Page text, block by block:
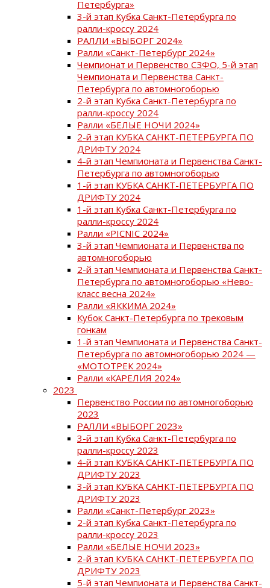
Петербурга»
3-й этап Кубка Санкт-Петербурга по
ралли-кроссу 2024
РАЛЛИ «ВЫБОРГ 2024»
Ралли «Санкт-Петербург 2024»
Чемпионат и Первенство СЗФО, 5-й этап
Чемпионата и Первенства Санкт-
Петербурга по автомногоборью
2-й этап Кубка Санкт-Петербурга по
ралли-кроссу 2024
Ралли «БЕЛЫЕ НОЧИ 2024»
2-й этап КУБКА САНКТ-ПЕТЕРБУРГА ПО
ДРИФТУ 2024
4-й этап Чемпионата и Первенства Санкт-
Петербурга по автомногоборью
1-й этап КУБКА САНКТ-ПЕТЕРБУРГА ПО
ДРИФТУ 2024
1-й этап Кубка Санкт-Петербурга по
ралли-кроссу 2024
Ралли «PICNIC 2024»
3-й этап Чемпионата и Первенства по
автомногоборью
2-й этап Чемпионата и Первенства Санкт-
Петербурга по автомногоборью «Нево-
класс весна 2024»
Ралли «ЯККИМА 2024»
Кубок Санкт-Петербурга по трековым
гонкам
1-й этап Чемпионата и Первенства Санкт-
Петербурга по автомногоборью 2024 —
«МОТОТРЕК 2024»
Ралли «КАРЕЛИЯ 2024»
2023
Первенство России по автомногоборью
2023
РАЛЛИ «ВЫБОРГ 2023»
3-й этап Кубка Санкт-Петербурга по
ралли-кроссу 2023
4-й этап КУБКА САНКТ-ПЕТЕРБУРГА ПО
ДРИФТУ 2023
3-й этап КУБКА САНКТ-ПЕТЕРБУРГА ПО
ДРИФТУ 2023
Ралли «Санкт-Петербург 2023»
2-й этап Кубка Санкт-Петербурга по
ралли-кроссу 2023
Ралли «БЕЛЫЕ НОЧИ 2023»
2-й этап КУБКА САНКТ-ПЕТЕРБУРГА ПО
ДРИФТУ 2023
5-й этап Чемпионата и Первенства Санкт-